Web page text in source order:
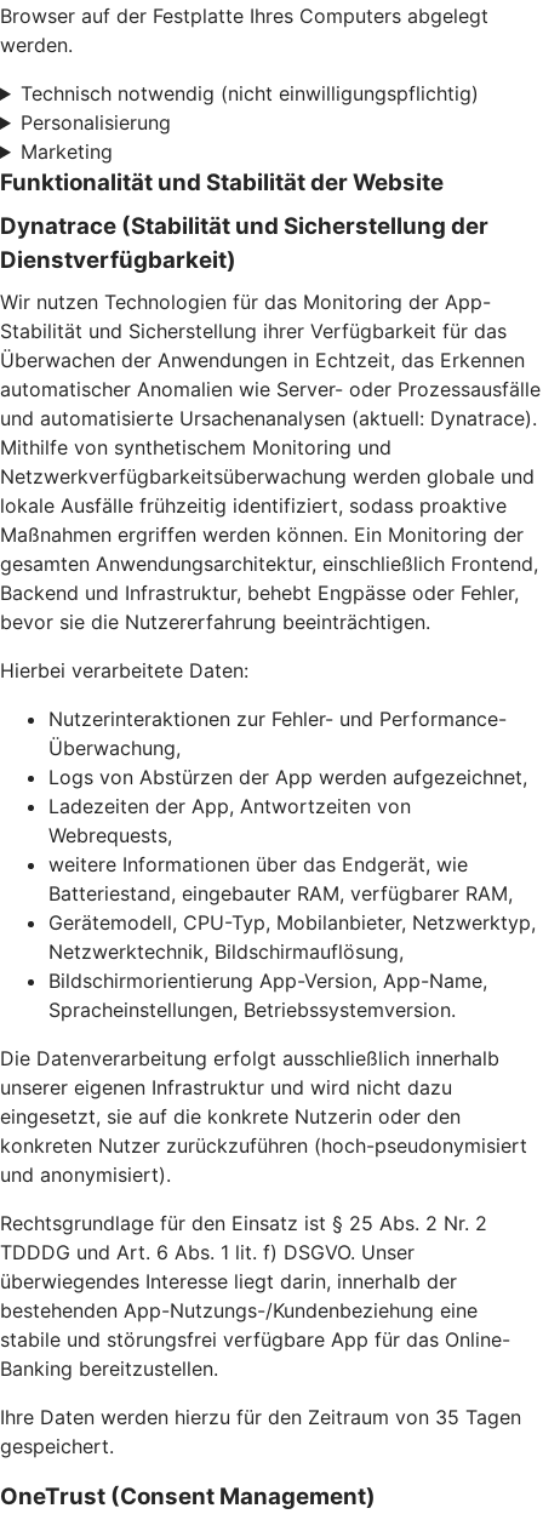
Browser auf der Festplatte Ihres Computers abgelegt
werden.
Technisch notwendig (nicht einwilligungspflichtig)
Personalisierung
Marketing
Funktionalität und Stabilität der Website
Dynatrace (Stabilität und Sicherstellung der
Dienstverfügbarkeit)
Wir nutzen Technologien für das Monitoring der App-
Stabilität und Sicherstellung ihrer Verfügbarkeit für das
Überwachen der Anwendungen in Echtzeit, das Erkennen
automatischer Anomalien wie Server- oder Prozessausfälle
und automatisierte Ursachenanalysen (aktuell: Dynatrace).
Mithilfe von synthetischem Monitoring und
Netzwerkverfügbarkeitsüberwachung werden globale und
lokale Ausfälle frühzeitig identifiziert, sodass proaktive
Maßnahmen ergriffen werden können. Ein Monitoring der
gesamten Anwendungsarchitektur, einschließlich Frontend,
Backend und Infrastruktur, behebt Engpässe oder Fehler,
bevor sie die Nutzererfahrung beeinträchtigen.
Hierbei verarbeitete Daten:
Nutzerinteraktionen zur Fehler- und Performance-
Überwachung,
Logs von Abstürzen der App werden aufgezeichnet,
Ladezeiten der App, Antwortzeiten von
Webrequests,
weitere Informationen über das Endgerät, wie
Batteriestand, eingebauter RAM, verfügbarer RAM,
Gerätemodell, CPU-Typ, Mobilanbieter, Netzwerktyp,
Netzwerktechnik, Bildschirmauflösung,
Bildschirmorientierung App-Version, App-Name,
Spracheinstellungen, Betriebssystemversion.
Die Datenverarbeitung erfolgt ausschließlich innerhalb
unserer eigenen Infrastruktur und wird nicht dazu
eingesetzt, sie auf die konkrete Nutzerin oder den
konkreten Nutzer zurückzuführen (hoch-pseudonymisiert
und anonymisiert).
Rechtsgrundlage für den Einsatz ist § 25 Abs. 2 Nr. 2
TDDDG und Art. 6 Abs. 1 lit. f) DSGVO. Unser
überwiegendes Interesse liegt darin, innerhalb der
bestehenden App-Nutzungs-/Kundenbeziehung eine
stabile und störungsfrei verfügbare App für das Online-
Banking bereitzustellen.
Ihre Daten werden hierzu für den Zeitraum von 35 Tagen
gespeichert.
OneTrust (Consent Management)